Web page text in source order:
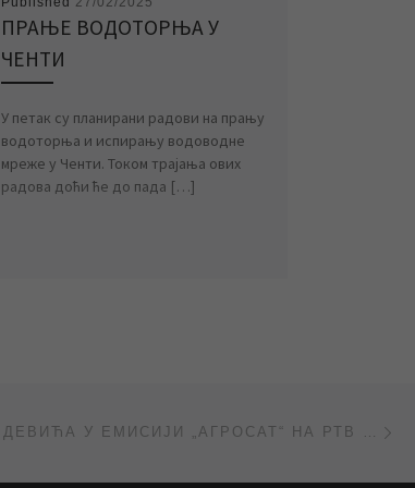
ПРАЊЕ ВОДОТОРЊА У
ЧЕНТИ
У петак су планирани радови на прању
водоторња и испирању водоводне
мреже у Ченти. Током трајања ових
радова доћи ће до пада […]
ГОСТОВАЊЕ ИВАНА ДЕВИЋА У ЕМИСИЈИ „АГРОСАТ“ НА РТВ САНТОС (ВИДЕО)